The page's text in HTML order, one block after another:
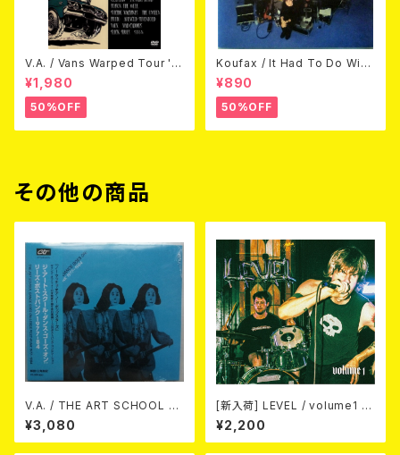
V.A. / Vans Warped Tour '0
3 (DVD)
¥1,980
50%OFF
Koufax / It Had To Do With
Love (CD)
¥890
50%OFF
その他の商品
V.A. / THE ART SCHOOL D
ANCE GOES ON LEEDS PO
ST-PUNK 1977-84 (帯ライナ
ー付国内盤仕様) CD
¥3,080
[新入荷] LEVEL / volume1 DI
SCOGRAPHY 2021-2026 (D
IGIPACK CD)
¥2,200